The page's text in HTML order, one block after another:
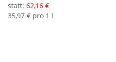
statt: 62,16 €
35,97 € pro 1 l